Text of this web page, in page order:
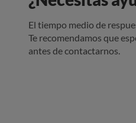
El tiempo medio de
Te recomendamos que
antes de contactarnos.